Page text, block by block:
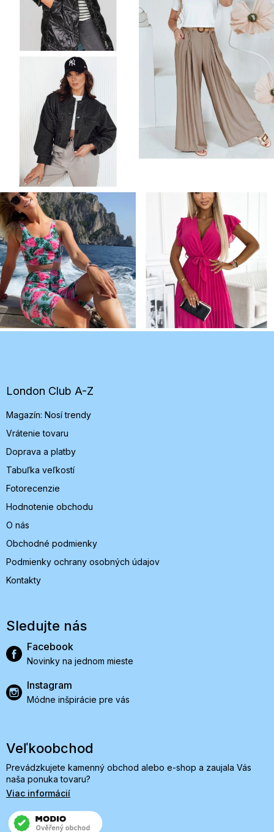
e
London Club A-Z
Magazín: Nosí trendy
Vrátenie tovaru
Doprava a platby
Tabuľka veľkostí
Fotorecenzie
Hodnotenie obchodu
O nás
Obchodné podmienky
Podmienky ochrany osobných údajov
Kontakty
Sledujte nás
Facebook
Novinky na jednom mieste
Instagram
Módne inšpirácie pre vás
Veľkoobchod
Prevádzkujete kamenný obchod alebo e-shop a zaujala Vás
naša ponuka tovaru?
Viac informácií